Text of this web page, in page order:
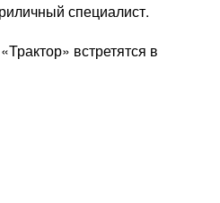
специалист.
встретятся в